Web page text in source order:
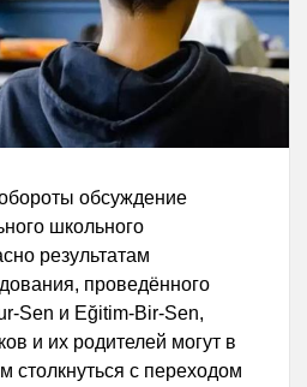
обсуждение
школьного
результатам
проведённого
Sen и Eğitim-Bir-Sen,
и их родителей могут в
с переходом